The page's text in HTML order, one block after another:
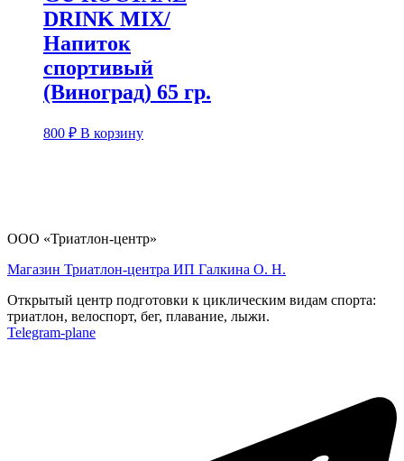
DRINK MIX/
Напиток
спортивый
(Виноград) 65 гр.
800 ₽ В корзину
ООО «Триатлон-центр»
Магазин Триатлон-центра ИП Галкина О. Н.
Открытый центр подготовки к циклическим видам спорта:
триатлон, велоспорт, бег, плавание, лыжи.
Telegram-plane